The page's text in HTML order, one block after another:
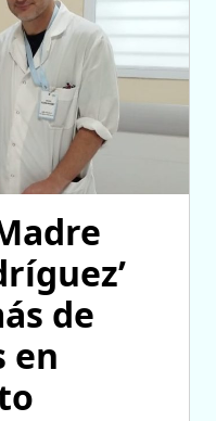
de
en